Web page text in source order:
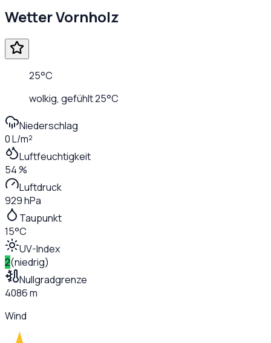
WetterVornholz
25°C
wolkig, gefühlt25°C
Niederschlag
0 L/m²
Luftfeuchtigkeit
54 %
Luftdruck
929 hPa
Taupunkt
15°C
UV-Index
2(niedrig)
Nullgradgrenze
4086 m
Wind